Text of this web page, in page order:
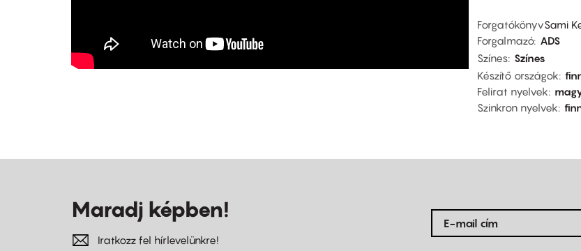
ForgatókönyvSami
Forgalmazó ADS
Színes Színes
Készítő országok
Felirat nyelvek
Szinkron nyelvek
Maradj képben!
Iratkozz fel hírlevelünkre!